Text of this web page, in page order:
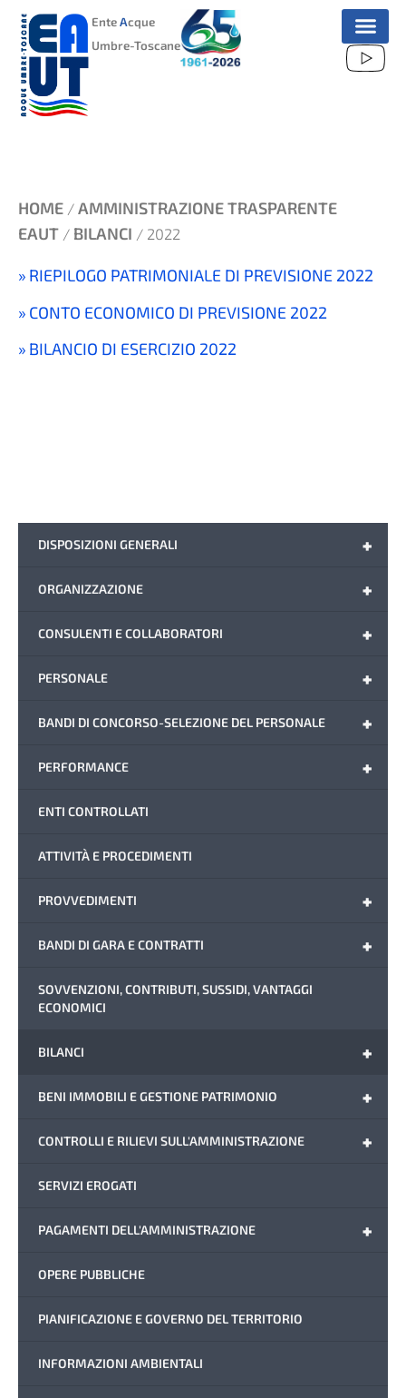
VAI
CONTENUTO
EnteAcque
Umbre-Toscane
+
DISPOSIZIONI GENERALI
+
ORGANIZZAZIONE
+
CONSULENTI E COLLABORATORI
+
PERSONALE
+
BANDI DI CONCORSO-SELEZIONE DEL PERSONALE
+
PERFORMANCE
ENTI CONTROLLATI
ATTIVITÀ E PROCEDIMENTI
+
PROVVEDIMENTI
+
BANDI DI GARA E CONTRATTI
SOVVENZIONI, CONTRIBUTI, SUSSIDI, VANTAGGI
ECONOMICI
+
BILANCI
+
BENI IMMOBILI E GESTIONE PATRIMONIO
+
CONTROLLI E RILIEVI SULL'AMMINISTRAZIONE
SERVIZI EROGATI
+
PAGAMENTI DELL'AMMINISTRAZIONE
OPERE PUBBLICHE
PIANIFICAZIONE E GOVERNO DEL TERRITORIO
INFORMAZIONI AMBIENTALI
HOME / AMMINISTRAZIONE TRASPARENTE
EAUT / BILANCI / 2022
RIEPILOGO PATRIMONIALE DI PREVISIONE 2022
CONTO ECONOMICO DI PREVISIONE 2022
BILANCIO DI ESERCIZIO 2022